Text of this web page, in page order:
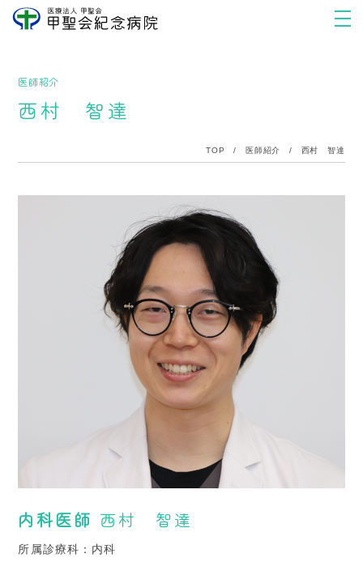
医師紹介
西村 智達
TOP / 医師紹介 / 西村 智達
内科医師 西村 智達
所属診療科：内科